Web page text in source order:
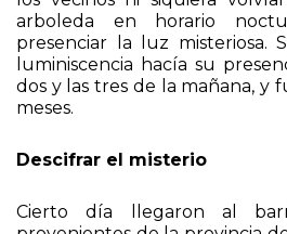
Como la calle Buenos Aires
los vecinos ni siquiera
arboleda en horario
presenciar la luz misteriosa.
luminiscencia hacía su
dos y las tres de la mañana, y